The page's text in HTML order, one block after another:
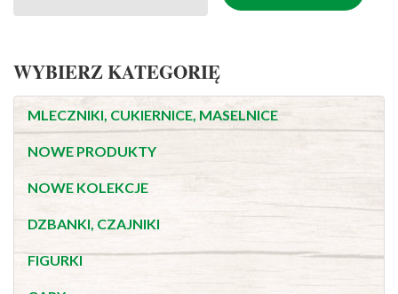
WYBIERZ KATEGORIĘ
MLECZNIKI, CUKIERNICE, MASELNICE
NOWE PRODUKTY
NOWE KOLEKCJE
DZBANKI, CZAJNIKI
FIGURKI